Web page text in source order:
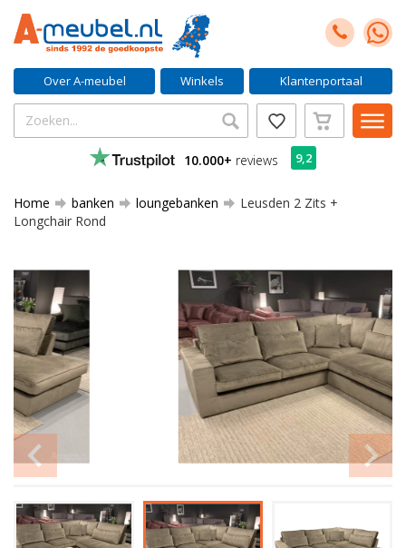
Over A-meubel Winkels Klantenportaal
10.000+ reviews 9,2
Home banken loungebanken
Leusden 2 Zits +
Longchair Rond